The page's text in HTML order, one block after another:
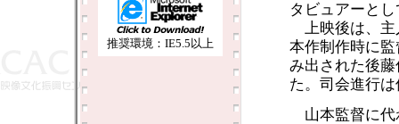
推奨環境：IE5.5以上
タビュアーと
上映後は、主
本作制作時に
み出された後
た。司会進行
山本監督に代